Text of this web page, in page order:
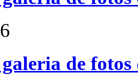
de fotos